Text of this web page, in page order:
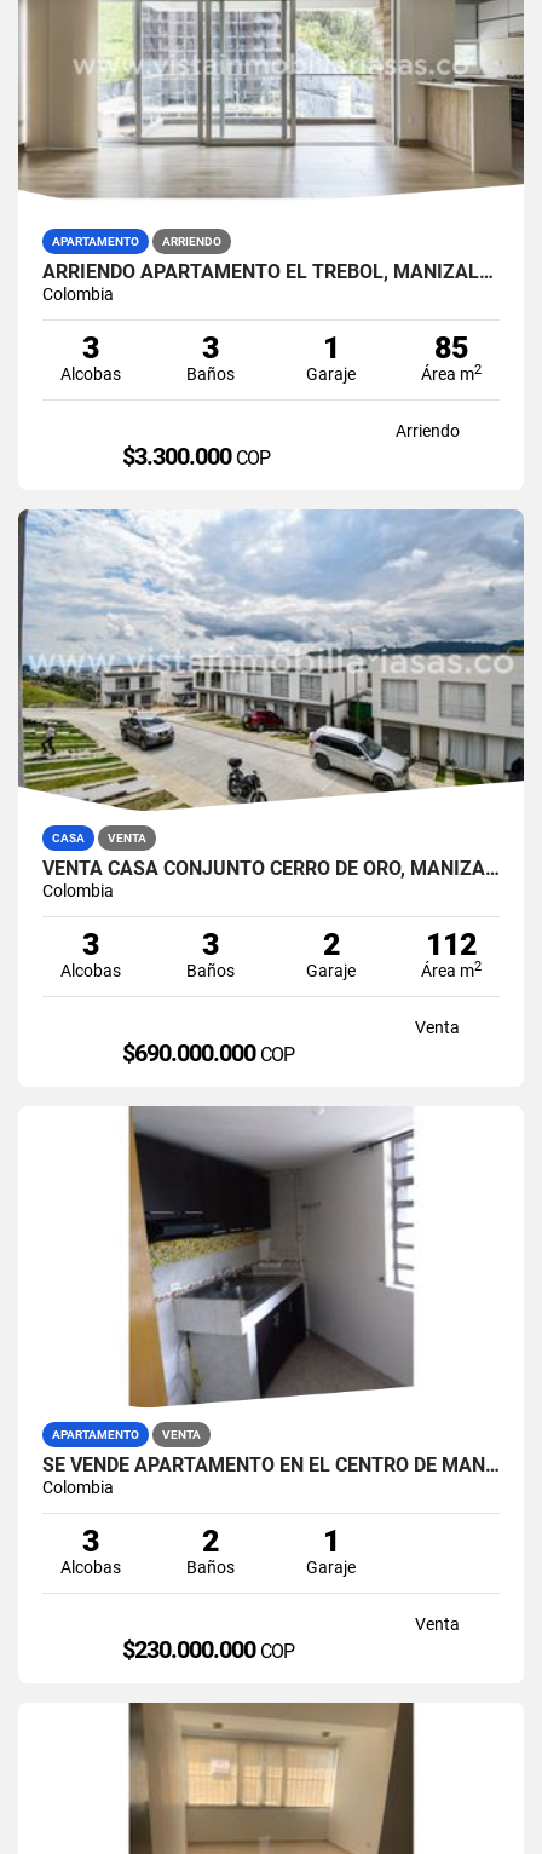
APARTAMENTO ARRIENDO
ARRIENDO APARTAMENTO EL TREBOL, MANIZALES
Colombia
3
Alcobas
3
Baños
1
Garaje
85
Área m2
Arriendo
$3.300.000 COP
CASA VENTA
VENTA CASA CONJUNTO CERRO DE ORO, MANIZALES
Colombia
3
Alcobas
3
Baños
2
Garaje
112
Área m2
Venta
$690.000.000 COP
APARTAMENTO VENTA
SE VENDE APARTAMENTO EN EL CENTRO DE MANIZALES.
Colombia
3
Alcobas
2
Baños
1
Garaje
Venta
$230.000.000 COP